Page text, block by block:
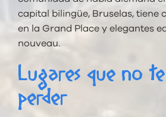
capital bilingüe, Bruselas, tiene
en la Grand Place y elegantes
nouveau.
Lugares que no
perder